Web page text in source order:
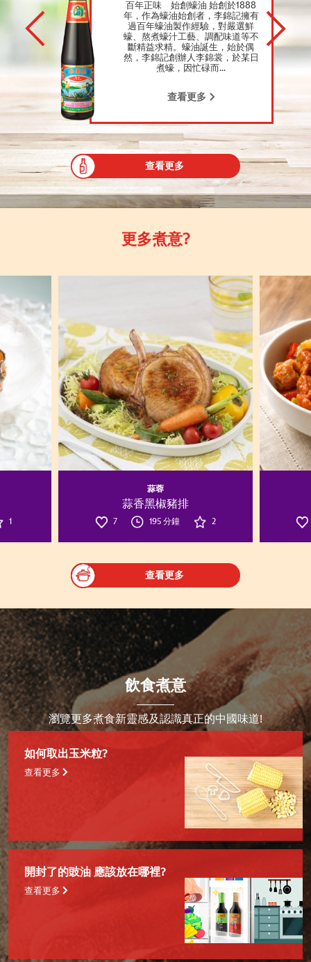
百年正味 始創蠔油 始創於1888
年，作為蠔油始創者，李錦記擁有
過百年蠔油製作經驗，對嚴選鮮
蠔、熬煮蠔汁工藝、調配味道等不
斷精益求精。蠔油誕生，始於偶
然，李錦記創辦人李錦裳，於某日
煮蠔，因忙碌而...
查看更多
查看更多
更多煮意?
1
蒜蓉
蒜香黑椒豬排
7 195 分鐘 2
查看更多
飲食煮意
瀏覽更多煮食新靈感及認識真正的中國味道!
如何取出玉米粒?
查看更多
開封了的豉油 應該放在哪裡?
查看更多